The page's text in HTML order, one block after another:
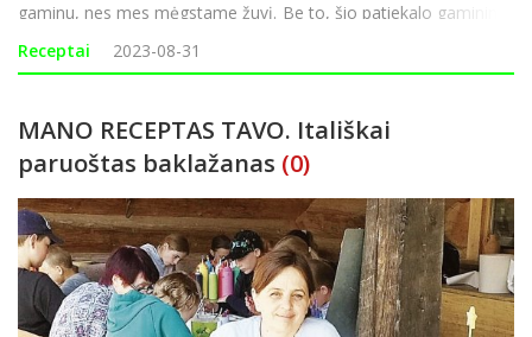
gaminu, nes mes mėgstame žuvį. Be to, šio patiekalo gaminimo
laikas trunka tik 20 minučių“, – sako Žaneta Š
Receptai 2023-08-31
MANO RECEPTAS TAVO. Itališkai
paruoštas baklažanas (0)